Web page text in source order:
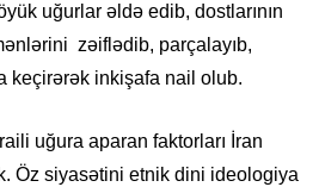
uğurlar əldə edib, dostlarının
zəiflədib, parçalayıb,
keçirərək inkişafa nail olub.
uğura aparan faktorları İran
. Öz siyasətini etnik dini ideologiya